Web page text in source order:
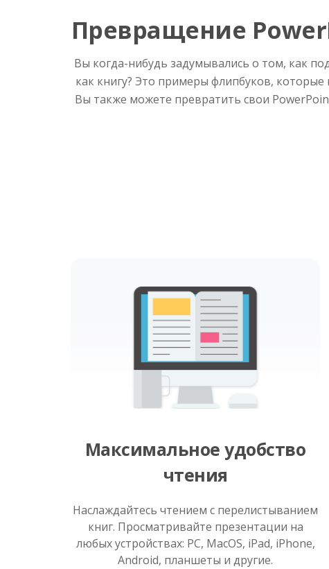
Превращение
Вы когда-нибудь задумывались о том, как
как книгу? Это примеры флипбуков,
Вы также можете превратить свои
Максимальное удобство
чтения
Наслаждайтесь чтением с перелистыванием
книг. Просматривайте презентации на
любых устройствах: PC, MacOS, iPad, iPhone,
Android, планшеты и другие.